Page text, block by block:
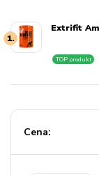
1.
Extrifit
TOP produkt
Cena: